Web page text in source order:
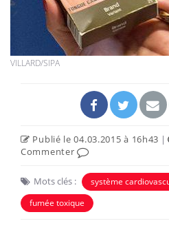
VILLARD/SIPA
Publié le 04.03.2015 à 16h43 |
Commenter
Mots clés : système
fumée toxique